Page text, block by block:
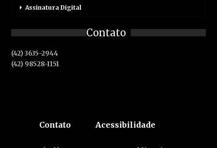
Assinatura Digital
Contato
(42) 3635-2944
(42) 98528-1151
Contato Acessibilidade